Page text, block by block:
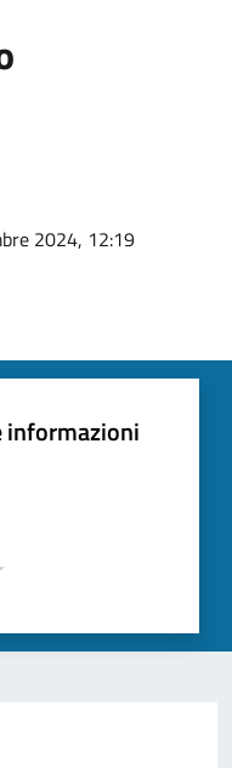
2024, 12:19
informazioni